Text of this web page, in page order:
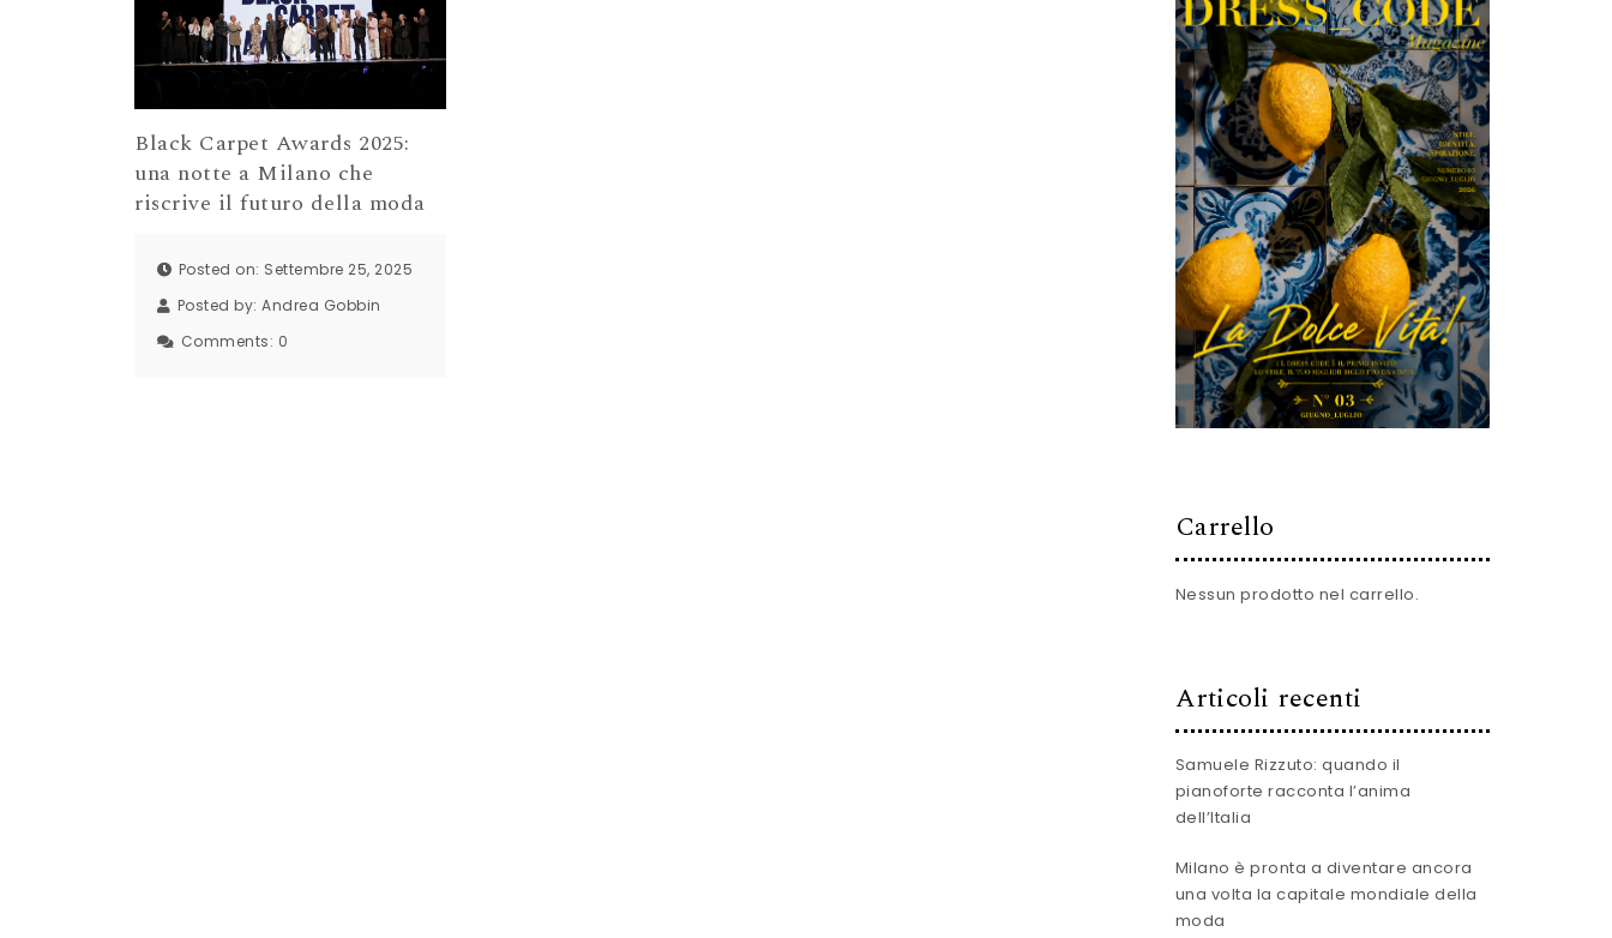
Black Carpet Awards 2025:
una notte a Milano che
riscrive il futuro della moda
Posted on: Settembre 25, 2025
Posted by: Andrea Gobbin
Comments: 0
Carrello
Nessun prodotto nel carrello.
Articoli recenti
Samuele Rizzuto: quando il
pianoforte racconta l’anima
dell’Italia
Milano è pronta a diventare ancora
una volta la capitale mondiale della
moda